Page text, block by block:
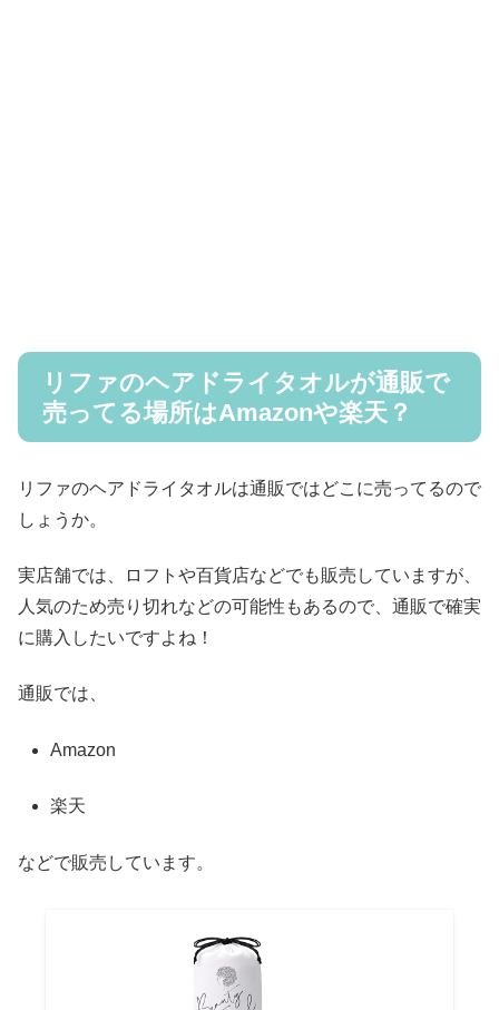
リファのヘアドライタオルが通販で
売ってる場所はAmazonや楽天？
リファのヘアドライタオルは通販ではどこに売ってるので
しょうか。
実店舗では、ロフトや百貨店などでも販売していますが、
人気のため売り切れなどの可能性もあるので、通販で確実
に購入したいですよね！
通販では、
Amazon
楽天
などで販売しています。